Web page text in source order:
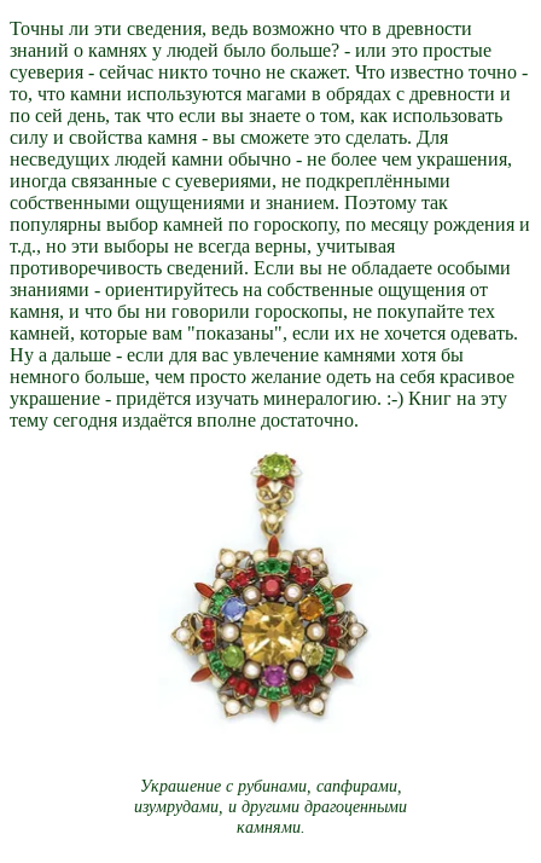
Точны ли эти сведения, ведь возможно что в древности
знаний о камнях у людей было больше? - или это простые
суеверия - сейчас никто точно не скажет. Что известно точно -
то, что камни используются магами в обрядах с древности и
по сей день, так что если вы знаете о том, как использовать
силу и свойства камня - вы сможете это сделать. Для
несведущих людей камни обычно - не более чем украшения,
иногда связанные с суевериями, не подкреплёнными
собственными ощущениями и знанием. Поэтому так
популярны выбор камней по гороскопу, по месяцу рождения и
т.д., но эти выборы не всегда верны, учитывая
противоречивость сведений. Если вы не обладаете особыми
знаниями - ориентируйтесь на собственные ощущения от
камня, и что бы ни говорили гороскопы, не покупайте тех
камней, которые вам "показаны", если их не хочется одевать.
Ну а дальше - если для вас увлечение камнями хотя бы
немного больше, чем просто желание одеть на себя красивое
украшение - придётся изучать минералогию. :-) Книг на эту
тему сегодня издаётся вполне достаточно.
Украшение с рубинами, сапфирами,
изумрудами, и другими драгоценными
камнями.